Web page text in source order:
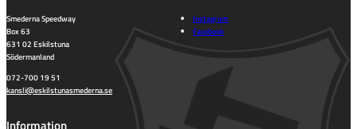
Smederna Speedway
Box 63
631 02 Eskilstuna
Södermanland
072-700 19 51
kansli@eskilstunasmederna.se
Instagram
Facebook